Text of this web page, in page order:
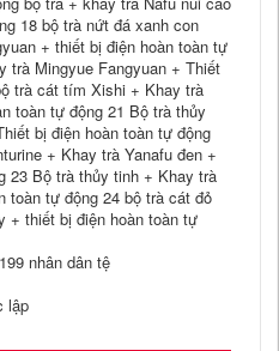
18 bộ trà nứt đá xanh con
+ thiết bị điện hoàn toàn tự
trà Mingyue Fangyuan + Thiết
trà cát tím Xishi + Khay trà
toàn tự động 21 Bộ trà thủy
bị điện hoàn toàn tự động
+ Khay trà Yanafu đen +
23 Bộ trà thủy tinh + Khay trà
toàn tự động 24 bộ trà cát đỏ
+ thiết bị điện hoàn toàn tự
nhân dân tệ
lập